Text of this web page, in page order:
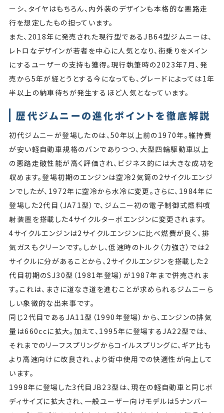
ーシ、タイヤはもちろん、内外装のデザインも本格的な悪路走
行を想定したもの担っています。
また、2018年に発売された現行型であるJB64型ジムニーは、
レトロなデザインが若者を中心に人気となり、街乗りをメイン
にするユーザーの支持も獲得。現行執筆時の2023年7月、発
売から5年が経とうとする今になっても、グレードによっては1年
半以上の納車待ちが発生するほど人気となっています。
歴代ジムニーの進化ポイントを徹底解説
初代ジムニーが登場したのは、50年以上前の1970年。維持費
が安い軽自動車規格のバンでありつつ、大型四輪駆動車以上
の悪路走破性能が高く評価され、ビジネス的には大きな成功を
収めます。登場初期のエンジンは空冷2気筒の2サイクルエンジ
ンでしたが、1972年に空冷から水冷に変更。さらに、1984年に
登場した2代目（JA71型）で、ジムニー初の電子制御式燃料噴
射装置を搭載した4サイクルターボエンジンに変更されます。
4サイクルエンジンは2サイクルエンジンに比べ燃費が良く、排
気ガスもクリーンです。しかし、低速時のトルク（力強さ）では2
サイクルに分があることから、2サイクルエンジンを搭載した2
代目初期のSJ30型（1981年登場）が1987年まで併売されま
す。これは、まさに道なき道を進むことが求められるジムニーら
しい象徴的な出来事です。
同じ2代目であるJA11型（1990年登場）から、エンジンの排気
量は660ccに拡大。加えて、1995年に登場するJA22型では、
それまでのリーフスプリングからコイルスプリングに、ギア比も
より高速向けに改良され、より街中使用での快適性が向上して
います。
1998年に登場した3代目JB23型は、現在の軽自動車と同じボ
ディサイズに拡大され、一般ユーザー向けモデルは5ナンバー